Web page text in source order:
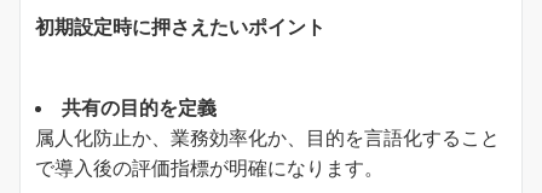
初期設定時に押さえたいポイント
共有の目的を定義
属人化防止か、業務効率化か、目的を言語化すること
で導入後の評価指標が明確になります。